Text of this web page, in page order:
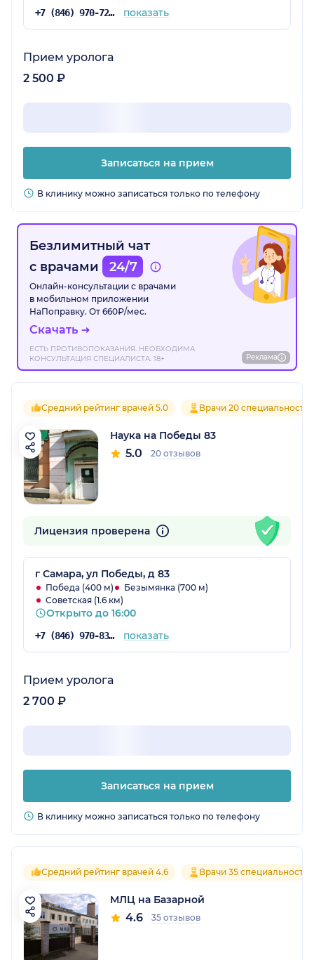
+7 (846) 970-72-14 показать
Прием уролога
2 500 ₽
Записаться на прием
В клинику можно записаться только по телефону
Безлимитный чат
с врачами
24/7
Онлайн-консультации с врачами
в мобильном приложении
НаПоправку. От 660₽/мес.
Скачать
ЕСТЬ ПРОТИВОПОКАЗАНИЯ. НЕОБХОДИМА
КОНСУЛЬТАЦИЯ СПЕЦИАЛИСТА. 18+
Реклама
Средний рейтинг врачей 5.0 Врачи 20
Наука на Победы 83
5.0 20 отзывов
Лицензия проверена
г Самара, ул Победы, д 83
Победа (400 м)
Безымянка (700 м)
Советская (1.6 км)
Открыто до 16:00
+7 (846) 970-83-01 показать
Прием уролога
2 700 ₽
Записаться на прием
В клинику можно записаться только по телефону
Средний рейтинг врачей 4.6 Врачи 35 специальностей
МЛЦ на Базарной
4.6 35 отзывов